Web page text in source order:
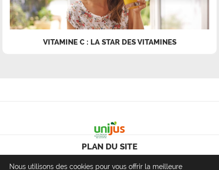
VITAMINE C : LA STAR DES VITAMINES
PLAN DU SITE
Nous utilisons des cookies pour vous offrir la meilleure